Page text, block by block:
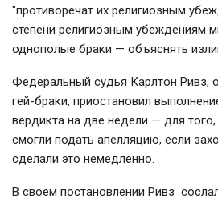
"противоречат их религиозным
степени религиозным убеждениям
однополые браки — объяснять
Федеральный судья Карлтон Ривз,
гей-браки, приостановил
вердикта на две недели — для
смогли подать апелляцию, если
сделали это немедленно.
В своем постановлении Ривз